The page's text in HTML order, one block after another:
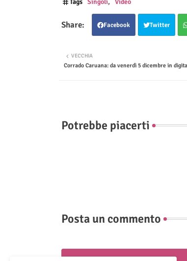
Facebook Twitter
VECCHIA
Corrado Caruana: da venerdì 5 dicembre in
Potrebbe piacerti
Posta un commento